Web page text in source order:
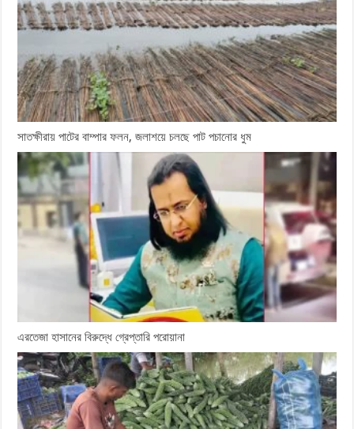
সাতক্ষীরায় পাটের বাম্পার ফলন, জলাশয়ে চলছে পাট পচানোর ধুম
এরতেজা হাসানের বিরুদ্ধে গ্রেপ্তারি পরোয়ানা